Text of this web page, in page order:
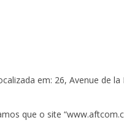
em: 26, Avenue de la
que o site